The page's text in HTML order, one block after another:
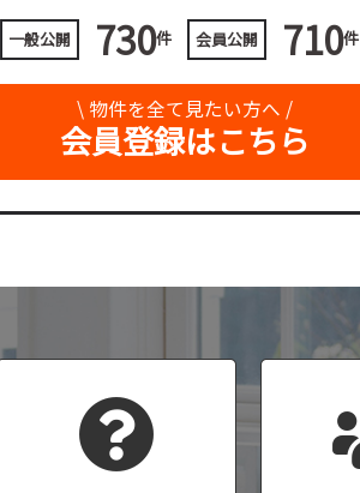
一般公開 730件 会員公開 710件
\ 物件を全て見たい方へ /
会員登録はこちら